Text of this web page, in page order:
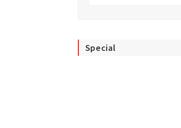
Special